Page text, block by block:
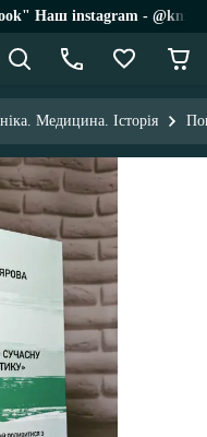
Наш instagram -
Медицина. Історія